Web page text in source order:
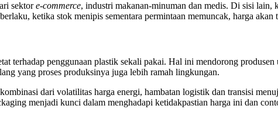
sektore-commerce, industri makanan-minuman dan medis. Di sisi lain,
ketika stok menipis sementara permintaan memuncak, harga akan
terhadap penggunaan plastik sekali pakai. Hal ini mendorong
yang proses produksinya juga lebih ramah lingkungan.
dari volatilitas harga energi, hambatan logistik dan transisi
menjadi kunci dalam menghadapi ketidakpastian harga ini dan